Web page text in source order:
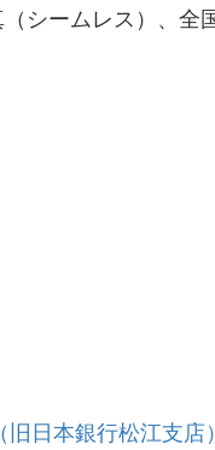
シームレス）、全
旧日本銀行松江支店